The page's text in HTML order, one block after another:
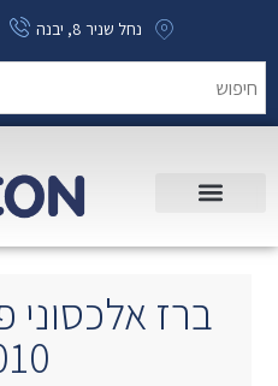
נחל שניר 8, יבנה
ברז אלכסוני